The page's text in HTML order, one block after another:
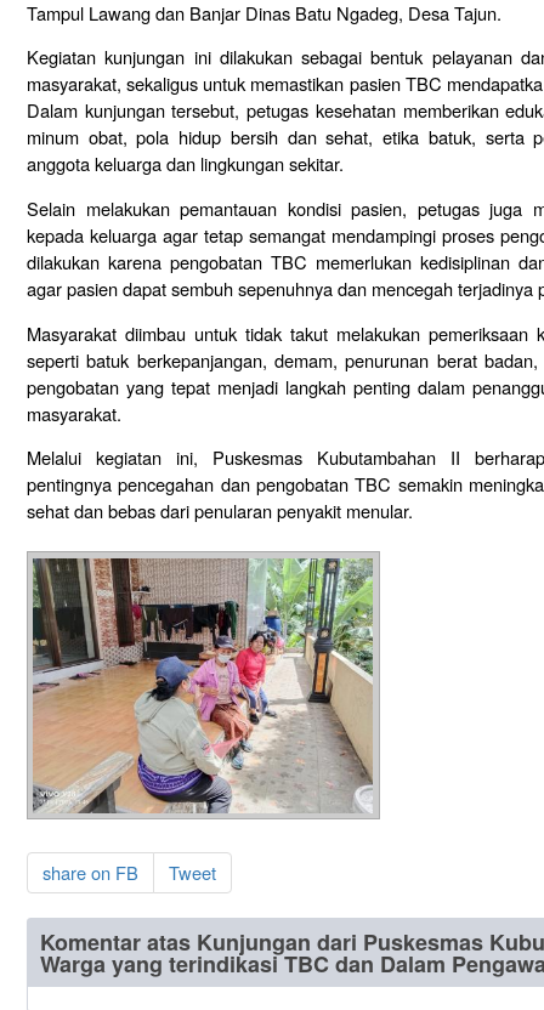
Tampul Lawang dan Banjar Dinas Batu Ngadeg, Desa Tajun.
Kegiatan kunjungan ini dilakukan sebagai bentuk pelayanan
masyarakat, sekaligus untuk memastikan pasien TBC
Dalam kunjungan tersebut, petugas kesehatan memberikan
minum obat, pola hidup bersih dan sehat, etika batuk, serta
anggota keluarga dan lingkungan sekitar.
Selain melakukan pemantauan kondisi pasien, petugas juga
kepada keluarga agar tetap semangat mendampingi proses
dilakukan karena pengobatan TBC memerlukan kedisiplinan
agar pasien dapat sembuh sepenuhnya dan mencegah terjadinya
Masyarakat diimbau untuk tidak takut melakukan pemeriksaan
seperti batuk berkepanjangan, demam, penurunan berat
pengobatan yang tepat menjadi langkah penting dalam
masyarakat.
Melalui kegiatan ini, Puskesmas Kubutambahan II
pentingnya pencegahan dan pengobatan TBC semakin
sehat dan bebas dari penularan penyakit menular.
share on FB Tweet
Komentar atas Kunjungan dari Puskesmas
Warga yang terindikasi TBC dan Dalam